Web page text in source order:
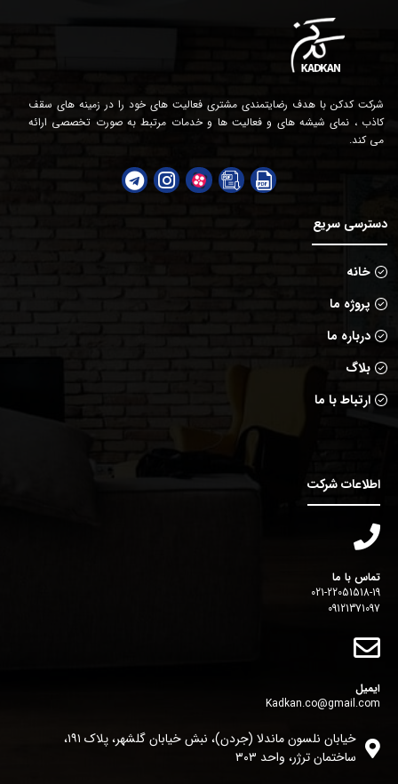
شرکت کدکن با هدف رضایتمندی مشتری فعالیت های خود را در زمینه های سقف
کاذب ، نمای شیشه های و فعالیت ها و خدمات مرتبط به صورت تخصصی ارائه
می کند.
دسترسی سریع
خانه
پروژه ما
درباره ما
بلاگ
ارتباط با ما
اطلاعات شرکت
تماس با ما
021-22051518-19
09121371097
ایمیل
Kadkan.co@gmail.com
خیابان نلسون ماندلا (جردن)، نبش خیابان گلشهر، پلاک ١٩١،
ساختمان ترژر، واحد ٣٠٣